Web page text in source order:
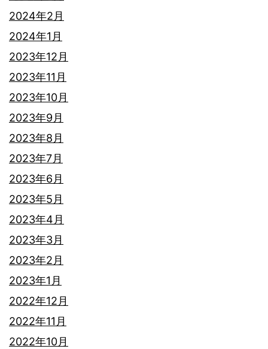
2024年2月
2024年1月
2023年12月
2023年11月
2023年10月
2023年9月
2023年8月
2023年7月
2023年6月
2023年5月
2023年4月
2023年3月
2023年2月
2023年1月
2022年12月
2022年11月
2022年10月